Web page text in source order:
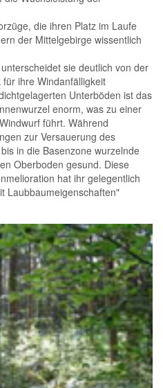
die ihren Platz im Laufe
der Mittelgebirge wissentlich
sie deutlich von der
ihre Windanfälligkeit
Unterböden ist das
enorm, was zu einer
führt. Während
zur Versauerung des
in die Basenzone wurzelnde
Oberboden gesund. Diese
hat ihr gelegentlich
Laubbaumeigenschaften"